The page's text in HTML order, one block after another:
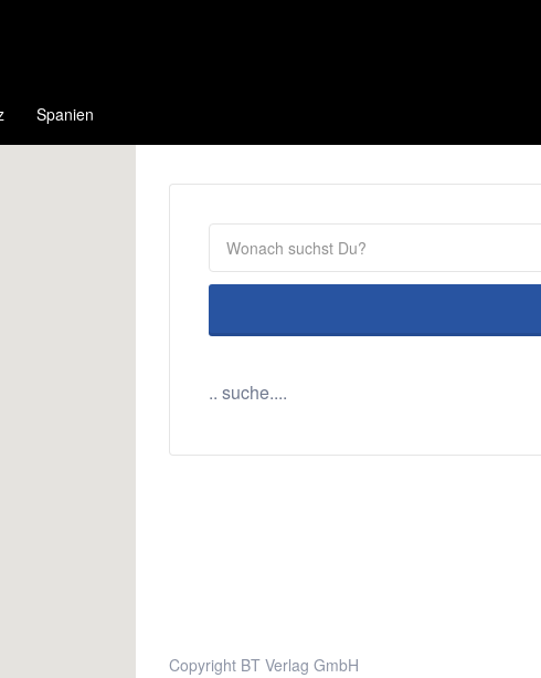
Spanien
.. suche....
Copyright BT Verlag GmbH